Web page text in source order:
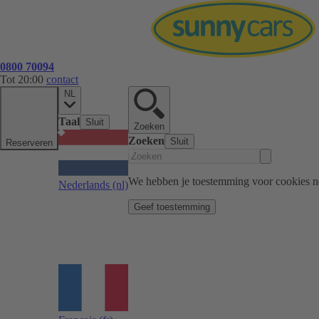
0800 70094
Tot 20:00 contact
Reserveren
NL
Taal Sluit
Nederlands (nl)
Zoeken
Zoeken Sluit
We hebben je toestemming voor cookies
Geef toestemming